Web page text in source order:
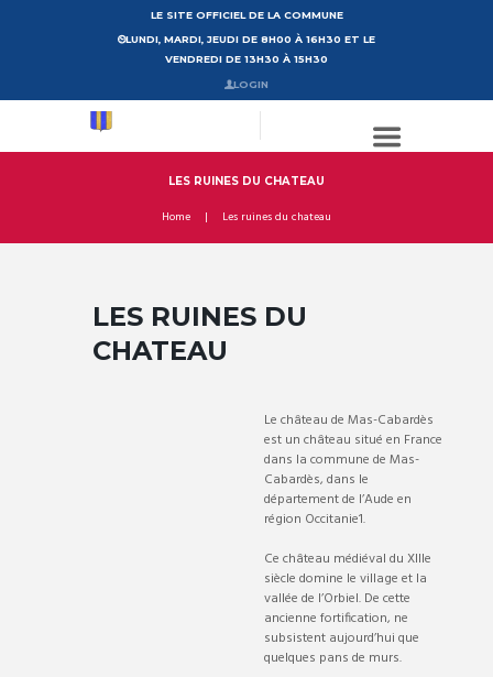
LE SITE OFFICIEL DE LA COMMUNE
LUNDI, MARDI, JEUDI DE 8H00 À 16H30 ET LE
VENDREDI DE 13H30 À 15H30
LOGIN
LES RUINES DU CHATEAU
Home Les ruines du chateau
LES RUINES DU
CHATEAU
Le château de Mas-Cabardès
est un château situé en France
dans la commune de Mas-
Cabardès, dans le
département de l’Aude en
région Occitanie1.
Ce château médiéval du XIIIe
siècle domine le village et la
vallée de l’Orbiel. De cette
ancienne fortification, ne
subsistent aujourd’hui que
quelques pans de murs.